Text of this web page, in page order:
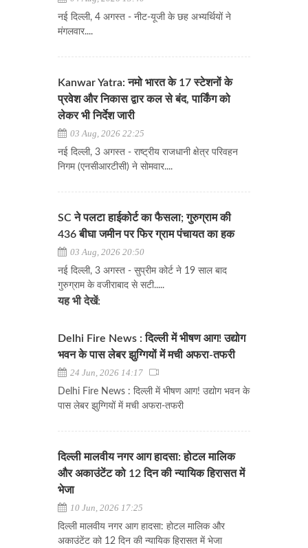
नई दिल्ली, 4 अगस्त - नीट-यूजी के छह अभ्यर्थियों ने
मंगलवार....
Kanwar Yatra: नमो भारत के 17 स्टेशनों के
प्रवेश और निकास द्वार कल से बंद, पार्किंग को
लेकर भी निर्देश जारी
03 Aug, 2026 22:25
नई दिल्ली, 3 अगस्त - राष्ट्रीय राजधानी क्षेत्र परिवहन
निगम (एनसीआरटीसी) ने सोमवार....
SC ने पलटा हाईकोर्ट का फैसला; गुरुग्राम की
436 बीघा जमीन पर फिर ग्राम पंचायत का हक
03 Aug, 2026 20:50
नई दिल्ली, 3 अगस्त - सुप्रीम कोर्ट ने 19 साल बाद
गुरुग्राम के वजीराबाद से सटी.....
यह भी देखें:
Delhi Fire News : दिल्ली में भीषण आग! उद्योग
भवन के पास लेबर झुग्गियों में मची अफरा-तफरी
24 Jun, 2026 14:17
Delhi Fire News : दिल्ली में भीषण आग! उद्योग भवन के
पास लेबर झुग्गियों में मची अफरा-तफरी
दिल्ली मालवीय नगर आग हादसा: होटल मालिक
और अकाउंटेंट को 12 दिन की न्यायिक हिरासत में
भेजा
10 Jun, 2026 17:25
दिल्ली मालवीय नगर आग हादसा: होटल मालिक और
अकाउंटेंट को 12 दिन की न्यायिक हिरासत में भेजा